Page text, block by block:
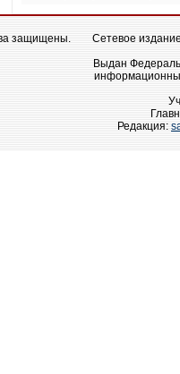
защищены.
Сетевое
Выдан
Редакция: